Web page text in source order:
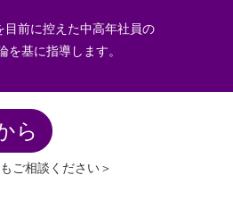
前に控えた中高年社員の
基に指導します。
ら
ご相談ください＞